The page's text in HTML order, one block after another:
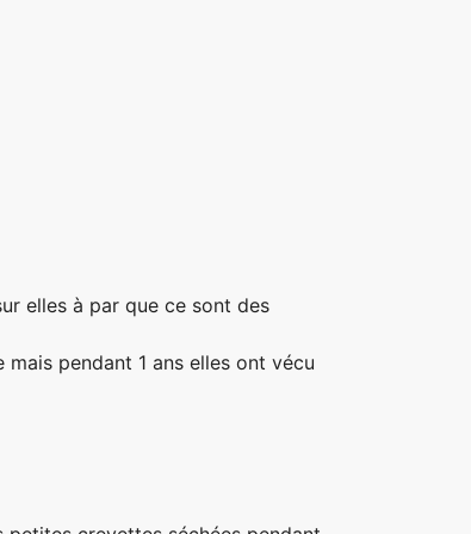
elles à par que ce sont des
pendant 1 ans elles ont vécu